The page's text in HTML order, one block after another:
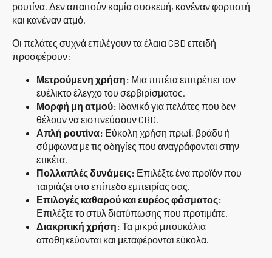
ρουτίνα. Δεν απαιτούν καμία συσκευή, κανέναν φορτιστή
και κανέναν ατμό.
Οι πελάτες συχνά επιλέγουν τα έλαια CBD επειδή
προσφέρουν:
Μετρούμενη χρήση: Μια πιπέτα επιτρέπει τον
ευέλικτο έλεγχο του σερβιρίσματος.
Μορφή μη ατμού: Ιδανικό για πελάτες που δεν
θέλουν να εισπνεύσουν CBD.
Απλή ρουτίνα: Εύκολη χρήση πρωί, βράδυ ή
σύμφωνα με τις οδηγίες που αναγράφονται στην
ετικέτα.
Πολλαπλές δυνάμεις: Επιλέξτε ένα προϊόν που
ταιριάζει στο επίπεδο εμπειρίας σας.
Επιλογές καθαρού και ευρέος φάσματος:
Επιλέξτε το στυλ διατύπωσης που προτιμάτε.
Διακριτική χρήση: Τα μικρά μπουκάλια
αποθηκεύονται και μεταφέρονται εύκολα.